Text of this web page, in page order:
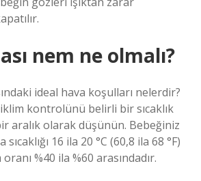
nem ne olmalı?
ideal hava koşulları nelerdir?
kontrolünü belirli bir sıcaklık
aralık olarak düşünün. Bebeğiniz
sıcaklığı 16 ila 20 °C (60,8 ila 68 °F)
%40 ila %60 arasındadır.